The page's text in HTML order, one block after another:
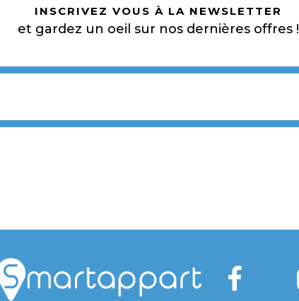
INSCRIVEZ VOUS À LA NEWSLETTER
et gardez un oeil sur nos dernières offres !